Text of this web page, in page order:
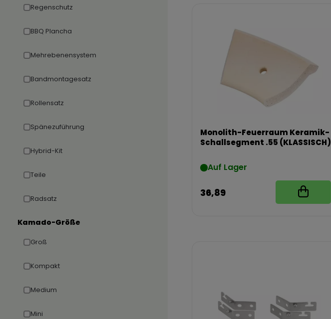
Regenschutz
BBQ Plancha
Mehrebenensystem
Bandmontagesatz
Rollensatz
Spänezuführung
Hybrid-Kit
Teile
Radsatz
Kamado-Größe
Groß
Kompakt
Medium
Mini
Monolith-Feuerraum Keramik-
Schallsegment .55 (KLASSISCH)
Auf Lager
36,89